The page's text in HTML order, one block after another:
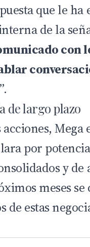
que le
de la
con
”.
de largo plazo
acciones,
por
y de
meses
de estas